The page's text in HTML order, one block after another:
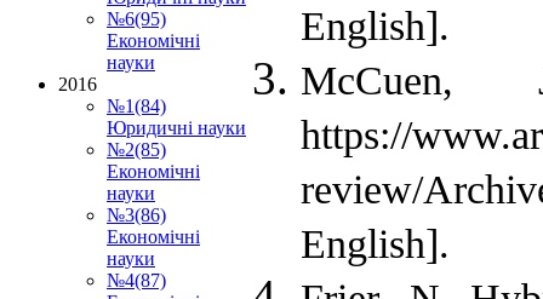
English].
https://
review/
English].
№6(95)
Економічні
науки
2016
№1(84)
Юридичні науки
№2(85)
Економічні
науки
№3(86)
Економічні
науки
№4(87)